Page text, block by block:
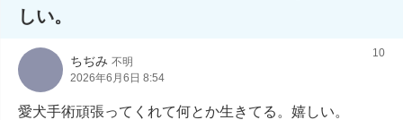
しい。
ちぢみ 不明
2026年6月6日 8:54
10
愛犬手術頑張ってくれて何とか生きてる。嬉しい。